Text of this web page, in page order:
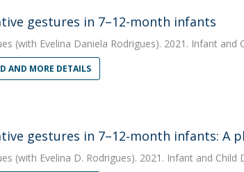
gestures in 7–12-month infants
(with Evelina Daniela Rodrigues). 2021. Infant and
AND MORE DETAILS
gestures in 7–12‐month infants: A
(with Evelina D. Rodrigues). 2021. Infant and Child